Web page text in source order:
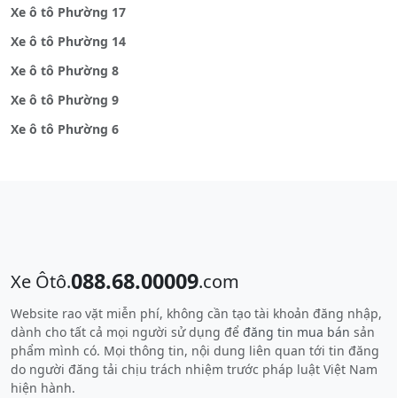
Xe ô tô Phường 17
Xe ô tô Phường 14
Xe ô tô Phường 8
Xe ô tô Phường 9
Xe ô tô Phường 6
Xe Ôtô.088.68.00009.com
Website rao vặt miễn phí, không cần tạo tài khoản đăng nhập,
dành cho tất cả mọi người sử dụng để đăng tin mua bán sản
phẩm mình có. Mọi thông tin, nội dung liên quan tới tin đăng
do người đăng tải chịu trách nhiệm trước pháp luật Việt Nam
hiện hành.